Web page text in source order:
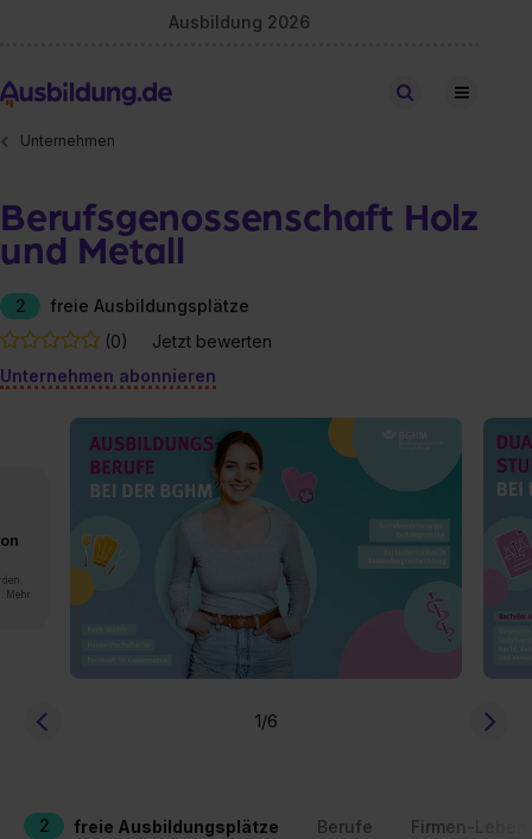
Ausbildung 2026
Stellen finden
Unternehmen
Berufsgenossenschaft Holz
und Metall
2
freie Ausbildungsplätze
(0)
Jetzt bewerten
Unternehmen abonnieren
Mehr
1/6
2 freie Ausbildungsplätze Berufe Firmen-